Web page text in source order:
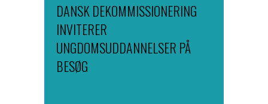
DANSK DEKOMMISSIONERING
INVITERER
UNGDOMSUDDANNELSER PÅ
BESØG